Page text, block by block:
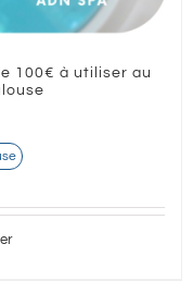
100€ à utiliser au